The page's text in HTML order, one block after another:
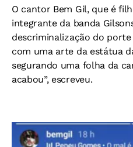
O cantor Bem Gil, que é
integrante da banda
descriminalização do
com uma arte da estátua
segurando uma folha da
acabou”, escreveu.